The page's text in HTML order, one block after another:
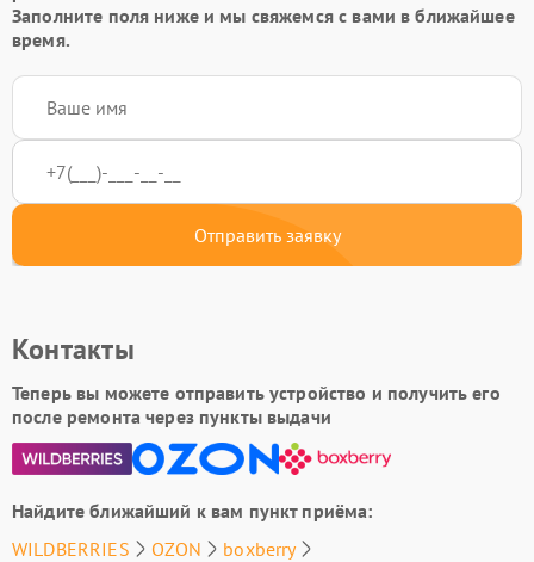
Заполните поля ниже и мы свяжемся с вами в ближайшее
время.
Отправить заявку
Контакты
Теперь вы можете отправить устройство и получить его
после ремонта через пункты выдачи
Найдите ближайший к вам пункт приёма:
WILDBERRIES
OZON boxberry